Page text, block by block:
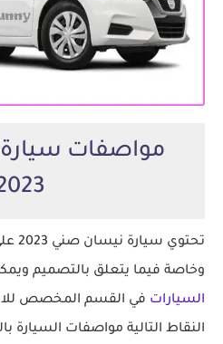
مواصفات
وخاصة فيما يتعلق بالتصميم
السيارات في القسم المخصص
النقاط التالية مواصفات السيارة